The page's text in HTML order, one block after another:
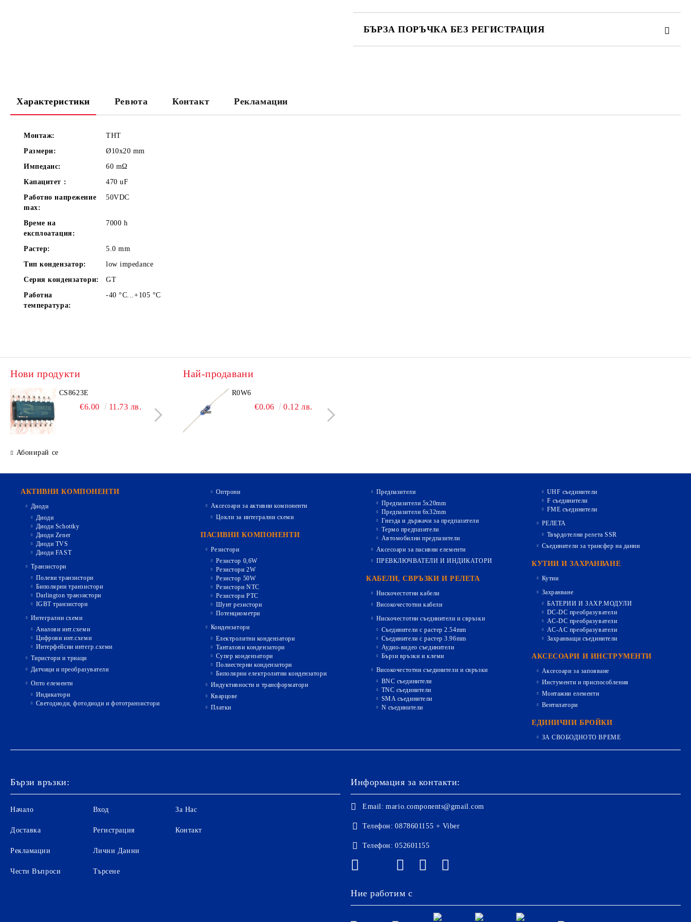
БЪРЗА ПОРЪЧКА БЕЗ РЕГИСТРАЦИЯ
Характеристики Ревюта Контакт Рекламации
Монтаж:
THT
Размери:
Ø10x20 mm
Импеданс:
60 mΩ
Капацитет :
470uF
Работно напрежение
max:
50VDC
Време на
експлоатация:
7000 h
Растер: 5.0mm
Тип кондензатор:
low impedance
Серия кондензатори:
GT
Работна
температура:
-40 °C...+105 °C
Нови продукти
CS8623E
€6.00 11.73 лв.
IRL2505N
€3.60 7.04 лв.
Абонирай се
Най-продавани
R0W6
€0.06 0.12 лв.
АКТИВНИ КОМПОНЕНТИ
Диоди
Диоди
Диоди Schottky
Диоди Zener
Диоди TVS
Диоди FAST
Транзистори
Полеви транзистори
Биполярни транзистори
Darlington транзистори
IGBT транзистори
Интегрални схеми
Аналови инт.схеми
Цифрови инт.схеми
Интерфейсни интегр.схеми
Тиристори и триаци
Датчици и преобразуватели
Опто елементи
Индикатори
Светодиоди, фотодиоди и фототранзистори
Оптрони
Аксесоари за активни компоненти
Цокли за интегрални схеми
ПАСИВНИ КОМПОНЕНТИ
Резистори
Резистор 0,6W
Резистори 2W
Резистор 50W
Резистори NTC
Резистори PTC
Шунт резистори
Потенциометри
Кондензатори
Електролитни кондензатори
Танталови кондензатори
Супер кондензатори
Полиестерни кондензатори
Биполярни електролитни кондензатори
Индуктивности и трансформатори
Кварцове
Платки
Предпазители
Предпазители 5х20mm
Предпазители 6х32mm
Гнезда и държачи за предпазители
Термо предпазители
Автомобилни предпазители
Аксесоари за пасивни елементи
ПРЕВКЛЮЧВАТЕЛИ И ИНДИКАТОРИ
КАБЕЛИ, СВРЪЗКИ И РЕЛЕТА
Нискочестотни кабели
Високочестотни кабели
Нискочестотни съединители и свръзки
Съединители с растер 2.54mm
Съединители с растер 3.96mm
Аудио-видео съединители
Бързи връзки и клеми
Високочестотни съединители и свръзки
BNC съединители
TNC съединители
SMA съединители
N съединители
UHF съединители
F съединители
FME съединители
РЕЛЕТА
Твърдотелни релета SSR
Съединители за трансфер на данни
КУТИИ И ЗАХРАНВАНЕ
Кутии
Захранване
БАТЕРИИ И ЗАХР.МОДУЛИ
DC-DC преобразуватели
AC-DC преобразуватели
AC-AC преобразуватели
Захранващи съединители
АКСЕСОАРИ И ИНСТРУМЕНТИ
Аксесоари за запояване
Инстументи и приспособления
Монтажни елементи
Вентилатори
ЕДИНИЧНИ БРОЙКИ
ЗА СВОБОДНОТО ВРЕМЕ
Бързи връзки:
Начало
Доставка
Рекламации
Чести Въпроси
Вход
Регистрация
Лични Данни
Търсене
За Нас
Контакт
Информация за контакти:
Email: mario.components@gmail.com
Телефон: 0878601155 + Viber
Телефон: 052601155
Ние работим с